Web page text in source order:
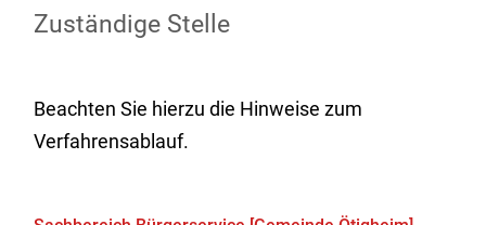
Zuständige Stelle
Beachten Sie hierzu die Hinweise zum
Verfahrensablauf.